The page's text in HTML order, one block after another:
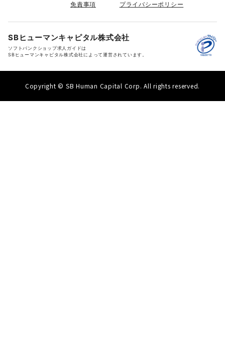
免責事項 プライバシーポリシー
SBヒューマンキャピタル株式会社
ソフトバンクショップ求人ガイドは
SBヒューマンキャピタル株式会社によって運営されています。
Copyright © SB Human Capital Corp. All rights reserved.